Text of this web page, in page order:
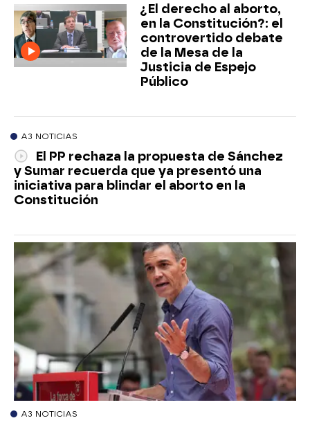
¿El derecho al aborto,
en la Constitución?: el
controvertido debate
de la Mesa de la
Justicia de Espejo
Público
A3 NOTICIAS
El PP rechaza la propuesta de Sánchez
y Sumar recuerda que ya presentó una
iniciativa para blindar el aborto en la
Constitución
A3 NOTICIAS